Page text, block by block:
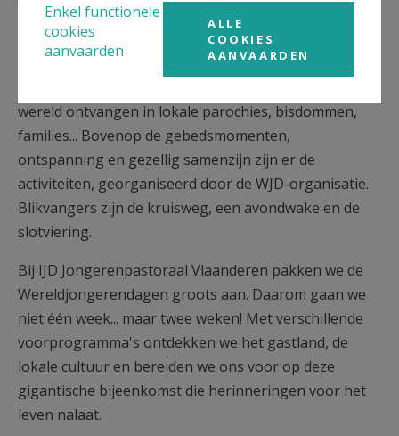
De Wereldjongerendagen zijn een veelvoud aan
activiteiten zoals op een festival. Gedurende één
wereld ontvangen in lokale parochies, bisdommen,
families... Bovenop de gebedsmomenten,
ontspanning en gezellig samenzijn zijn er de
activiteiten, georganiseerd door de WJD-organisatie.
Blikvangers zijn de kruisweg, een avondwake en de
slotviering.
Bij IJD Jongerenpastoraal Vlaanderen pakken we de
Wereldjongerendagen groots aan. Daarom gaan we
niet één week... maar twee weken! Met verschillende
voorprogramma's ontdekken we het gastland, de
lokale cultuur en bereiden we ons voor op deze
gigantische bijeenkomst die herinneringen voor het
leven nalaat.
Enkel functionele
cookies
aanvaarden
ALLE
COOKIES
AANVAARDEN